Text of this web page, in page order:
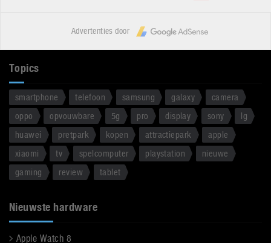
Advertenties door
Topics
smartphone telefoon samsung galaxy
camera
oppo
opvouwbare 5g pro display sony
lg
huawei
pretpark kopen attractiepark
apple
xiaomi
tv spelcomputer playstation
nieuwe
gaming
review tablet
Nieuwste hardware
Apple Watch 8